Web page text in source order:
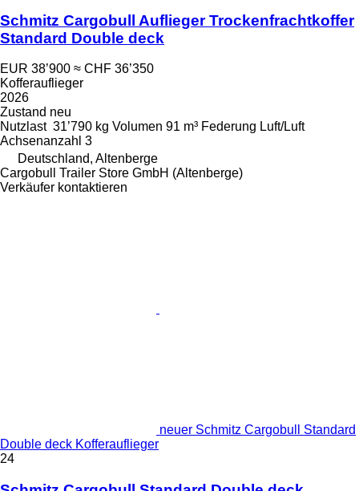
Schmitz Cargobull Auflieger Trockenfrachtkoffer
Standard Double deck
EUR 38’900 ≈ CHF 36’350
Kofferauflieger
2026
Zustand neu
Nutzlast 31’790 kg Volumen 91 m³ Federung Luft/Luft
Achsenanzahl 3
Deutschland, Altenberge
Cargobull Trailer Store GmbH (Altenberge)
Verkäufer kontaktieren
neuer Schmitz Cargobull Standard
Double deck Kofferauflieger
24